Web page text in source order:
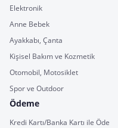
Elektronik
Anne Bebek
Ayakkabı, Çanta
Kişisel Bakım ve Kozmetik
Otomobil, Motosiklet
Spor ve Outdoor
Ödeme
Kredi Kartı/Banka Kartı ile Öde